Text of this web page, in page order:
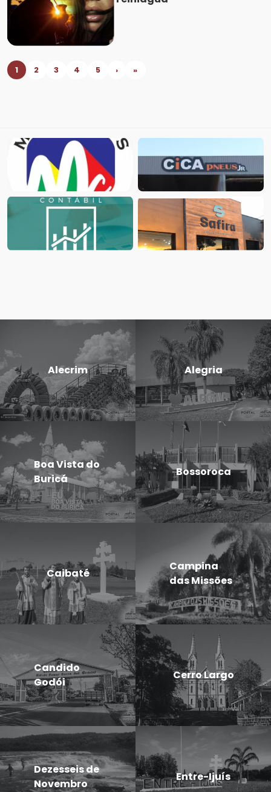
1 2 3 4 5 › »
Alecrim Alegria
Boa Vista do
Buricá
Bossoroca
Caibaté
Campina
das Missões
Candido
Godói
Cerro Largo
Dezesseis de
Novembro
Entre-Ijuís